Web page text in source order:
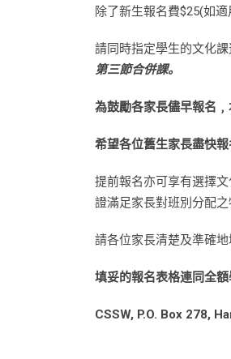
除了新生報名費$25(如
請同時指定學生的文化
第三節合併課。
為鼓勵各家長儘早報名
希望各位舊生家長盡快
提前報名亦可享有選擇
證滿足家長對班別分配之
請各位家長清楚及準確
填妥的報名表格連同全
CSSW, P.O. Box 278,